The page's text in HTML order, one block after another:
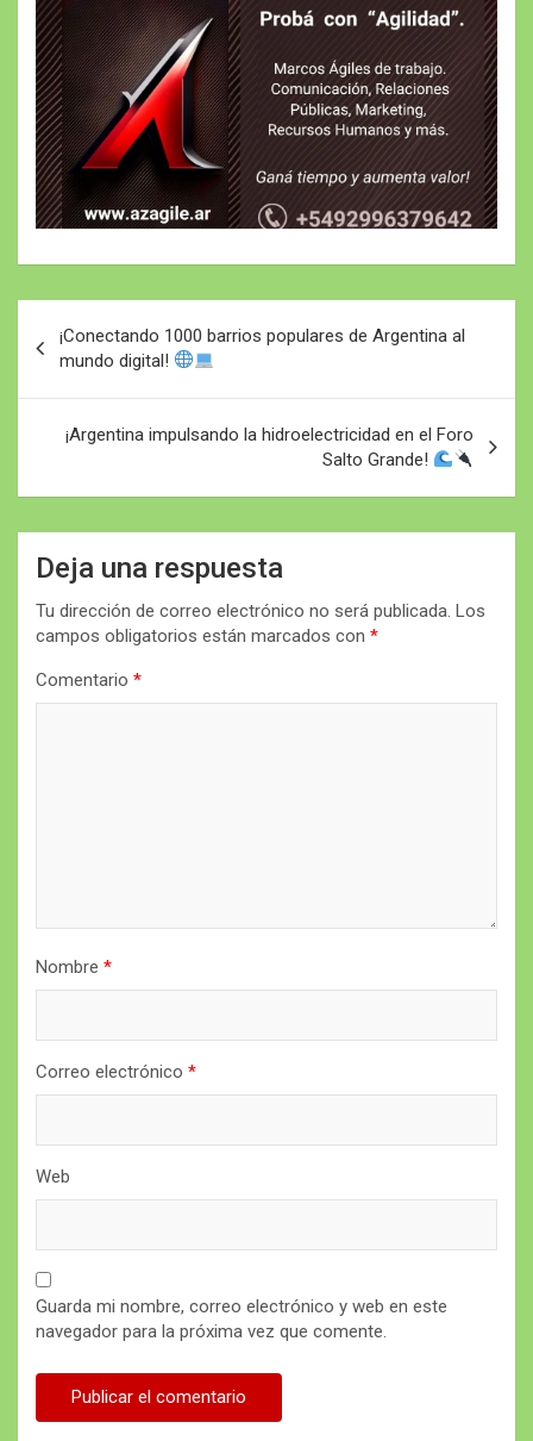
de
entradas
¡Conectando 1000 barrios populares de Argentina al
mundo digital!
¡Argentina impulsando la hidroelectricidad en el Foro
Salto Grande!
Deja una respuesta
Tu dirección de correo electrónico no será publicada. Los
campos obligatorios están marcados con *
Comentario *
Nombre *
Correo electrónico *
Web
Guarda mi nombre, correo electrónico y web en este
navegador para la próxima vez que comente.